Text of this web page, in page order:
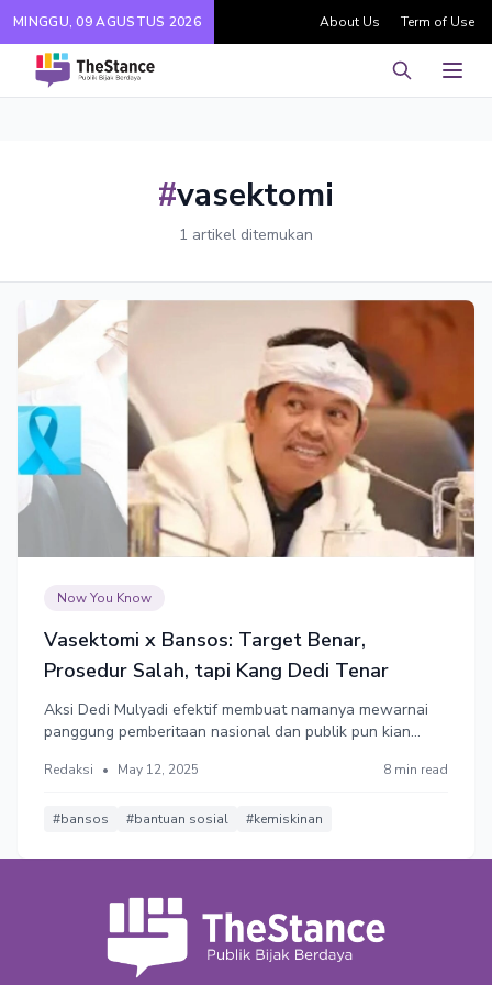
MINGGU, 09 AGUSTUS 2026 About Us Term of Use
Pencarian
#vasektomi
1 artikel ditemukan
Now You Know
Vasektomi x Bansos: Target Benar,
Prosedur Salah, tapi Kang Dedi Tenar
Aksi Dedi Mulyadi efektif membuat namanya mewarnai
panggung pemberitaan nasional dan publik pun kian
Redaksi • May 12, 2025 8 min read
#bansos #bantuan sosial #kemiskinan